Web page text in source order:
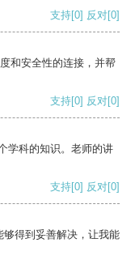
支持[0] 反对[0]
和安全性的连接，并帮
支持[0] 反对[0]
学科的知识。老师的讲
支持[0] 反对[0]
得到妥善解决，让我能